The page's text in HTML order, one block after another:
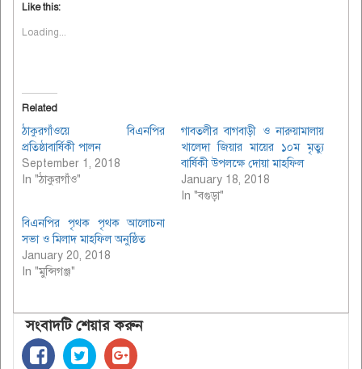
Like this:
Loading...
Related
ঠাকুরগাঁওয়ে বিএনপির
প্রতিষ্ঠাবার্ষিকী পালন
September 1, 2018
In "ঠাকুরগাঁও"
গাবতলীর বাগবাড়ী ও নারুয়ামালায়
খালেদা জিয়ার মায়ের ১০ম মৃত্যু
বার্ষিকী উপলক্ষে দোয়া মাহফিল
January 18, 2018
In "বগুড়া"
বিএনপির পৃথক পৃথক আলোচনা
সভা ও মিলাদ মাহফিল অনুষ্ঠিত
January 20, 2018
In "মুন্সিগঞ্জ"
সংবাদটি শেয়ার করুন